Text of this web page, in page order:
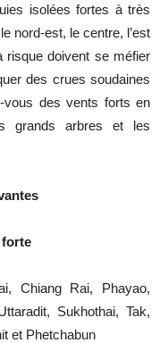
isolées fortes à très
nord-est, le centre, l’est
risque doivent se méfier
des crues soudaines
vous des vents forts en
grands arbres et les
forte
Chiang Rai, Phayao,
Sukhothai, Tak,
et Phetchabun